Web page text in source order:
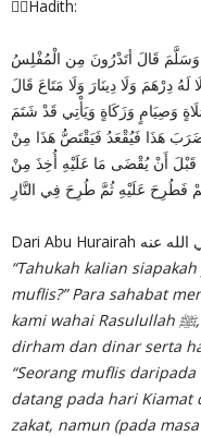
✍🏻Hadith:
وَسَلَّمَ قَالَ أتَدْرُونَ مِن الْمُفْلِسُ
دِرْهَمَ وَلَا دِينَارَ وَلَا مَتَاعَ قَالَ
وَصِيَامٍ وَزَكَاةٍ وَيَأْتِي قَدْ شَتَمَ
هَذَا فَيُقْعَدُ فَيَقْتَصُّ هَذَا مِنْ
قَبْلَ أَنْ يُقْضَى مَا عَلَيْهِ أُخِذَ مِنْ
فَطُرِحَ عَلَيْهِ ثُمَّ طُرِحَ فِي النَّارِ
“Tahukah kalian
muflis?” Para sahabat
kami wahai Rasulullah ﷺ, adalah orang yang tidak punya
dirham dan dinar serta
“Seorang muflis
datang pada hari Kiamat
zakat, namun (pada